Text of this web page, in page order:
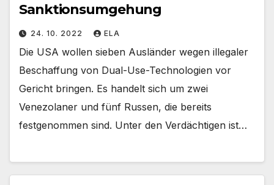
Sanktionsumgehung
24. 10. 2022 ELA
Die USA wollen sieben Ausländer wegen illegaler
Beschaffung von Dual-Use-Technologien vor
Gericht bringen. Es handelt sich um zwei
Venezolaner und fünf Russen, die bereits
festgenommen sind. Unter den Verdächtigen ist…